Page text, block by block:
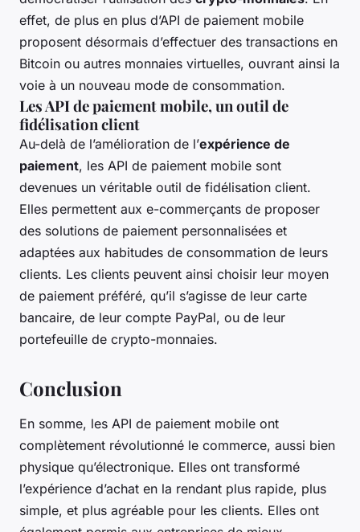
effet, de plus en plus d’API de paiement mobile
proposent désormais d’effectuer des transactions en
Bitcoin ou autres monnaies virtuelles, ouvrant ainsi la
voie à un nouveau mode de consommation.
Les API de paiement mobile, un outil de
fidélisation client
Au-delà de l’amélioration de l’expérience de
paiement, les API de paiement mobile sont
devenues un véritable outil de fidélisation client.
Elles permettent aux e-commerçants de proposer
des solutions de paiement personnalisées et
adaptées aux habitudes de consommation de leurs
clients. Les clients peuvent ainsi choisir leur moyen
de paiement préféré, qu’il s’agisse de leur carte
bancaire, de leur compte PayPal, ou de leur
portefeuille de crypto-monnaies.
Conclusion
En somme, les API de paiement mobile ont
complètement révolutionné le commerce, aussi bien
physique qu’électronique. Elles ont transformé
l’expérience d’achat en la rendant plus rapide, plus
simple, et plus agréable pour les clients. Elles ont